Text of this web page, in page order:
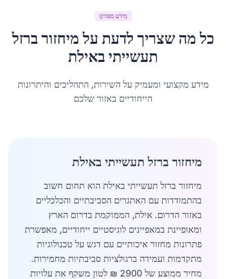
מידע מפורט
כל מה שצריך לדעת עלמיחזור ברזל
תעשייתיבאילת
מידע מקצועי ומעמיק על השירות, התהליכים והיתרונות
הייחודיים באזור שלכם
מיחזור ברזל תעשייתי באילת
מיחזור ברזל תעשייתי באילת הוא תחום חשוב
בהתמודדות עם האתגרים הסביבתיים והכלכליים
באזור הדרום. אילת, הממוקמת בדרום הארץ
ומאופיינת במאפיינים לוגיסטיים ייחודיים, מאפשרת
פתרונות מחזור איכותיים עם דגש על טכנולוגיות
מתקדמות ועמידה ברגולציות סביבתיות מחמירות.
מחיר ממוצע של 2900 ₪ לטון משקף את עלויות